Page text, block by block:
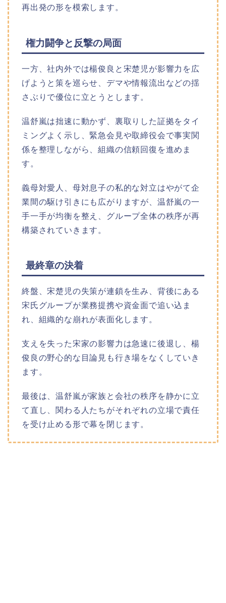
再出発の形を模索します。​
権力闘争と反撃の局面
一方、社内外では楊俊良と宋楚児が影響力を広
げようと策を巡らせ、デマや情報流出などの揺
さぶりで優位に立とうとします。
温舒嵐は拙速に動かず、裏取りした証拠をタイ
ミングよく示し、緊急会見や取締役会で事実関
係を整理しながら、組織の信頼回復を進めま
す。
義母対愛人、母対息子の私的な対立はやがて企
業間の駆け引きにも広がりますが、温舒嵐の一
手一手が均衡を整え、グループ全体の秩序が再
構築されていきます。​
最終章の決着
終盤、宋楚児の失策が連鎖を生み、背後にある
宋氏グループが業務提携や資金面で追い込ま
れ、組織的な崩れが表面化します。
支えを失った宋家の影響力は急速に後退し、楊
俊良の野心的な目論見も行き場をなくしていき
ます。
最後は、温舒嵐が家族と会社の秩序を静かに立
て直し、関わる人たちがそれぞれの立場で責任
を受け止める形で幕を閉じます。